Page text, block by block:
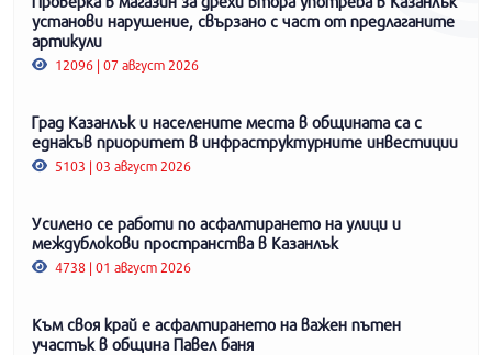
установи нарушение, свързано с част от предлаганите
артикули
12096 | 07 август 2026
Град Казанлък и населените места в общината са с
еднакъв приоритет в инфраструктурните инвестиции
5103 | 03 август 2026
Усилено се работи по асфалтирането на улици и
междублокови пространства в Казанлък
4738 | 01 август 2026
Към своя край е асфалтирането на важен пътен
участък в община Павел баня